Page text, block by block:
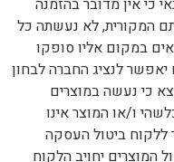
כי אין מדובר בהזמנה
המקורית, לא נעשתה כל
במקום אליו סופקו
לנציג החברה לבחון
כי נעשה במוצרים
ו/או המוצר אינו
ללקוח ביטול העסקה
המוצרים יחויב הלקוח